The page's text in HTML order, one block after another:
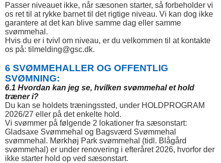
Passer niveauet ikke, når sæsonen starter, så forbeholder vi
os ret til at rykke barnet til det rigtige niveau. Vi kan dog ikke
garantere at det kan blive samme dag eller samme
svømmehal.
Hvis du er i tvivl om niveau, er du velkommen til at kontakte
os på: tilmelding@gsc.dk.
6 SVØMMEHALLER OG OFFENTLIG
SVØMNING:
6.1 Hvordan kan jeg se, hvilken svømmehal et hold
træner i?
Du kan se holdets træningssted, under HOLDPROGRAM
2026/27 eller på det enkelte hold.
Vi svømmer på følgende 2 lokationer fra sæsonstart:
Gladsaxe Svømmehal og Bagsværd Svømmehal
svømmehal. Mørkhøj Park svømmehal (tidl. Blågård
svømmehal) er under renovering i efteråret 2026, hvorfor der
ikke starter hold op ved sæsonstart.